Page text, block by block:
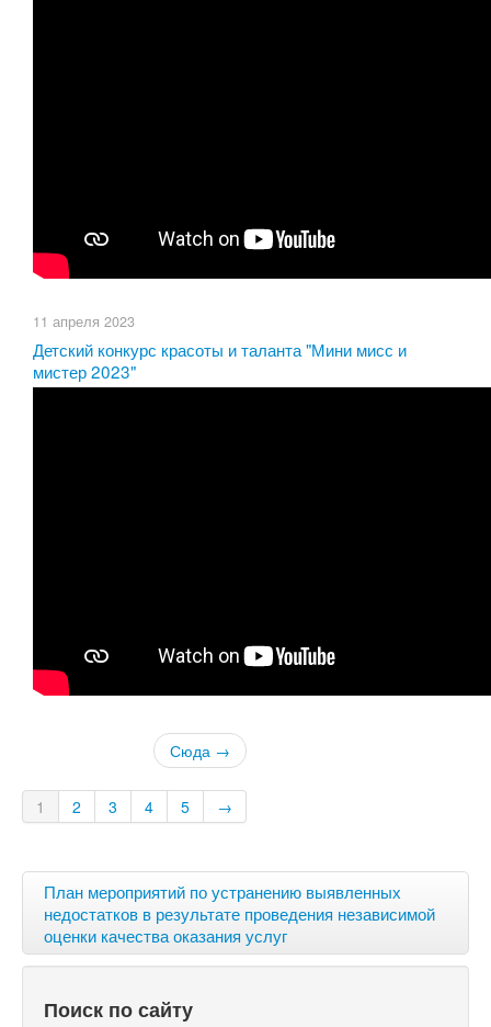
11 апреля 2023
Детский конкурс красоты и таланта "Мини мисс и
мистер 2023"
Сюда →
1 2 3 4 5 →
План мероприятий по устранению выявленных
недостатков в результате проведения независимой
оценки качества оказания услуг
Поиск по сайту